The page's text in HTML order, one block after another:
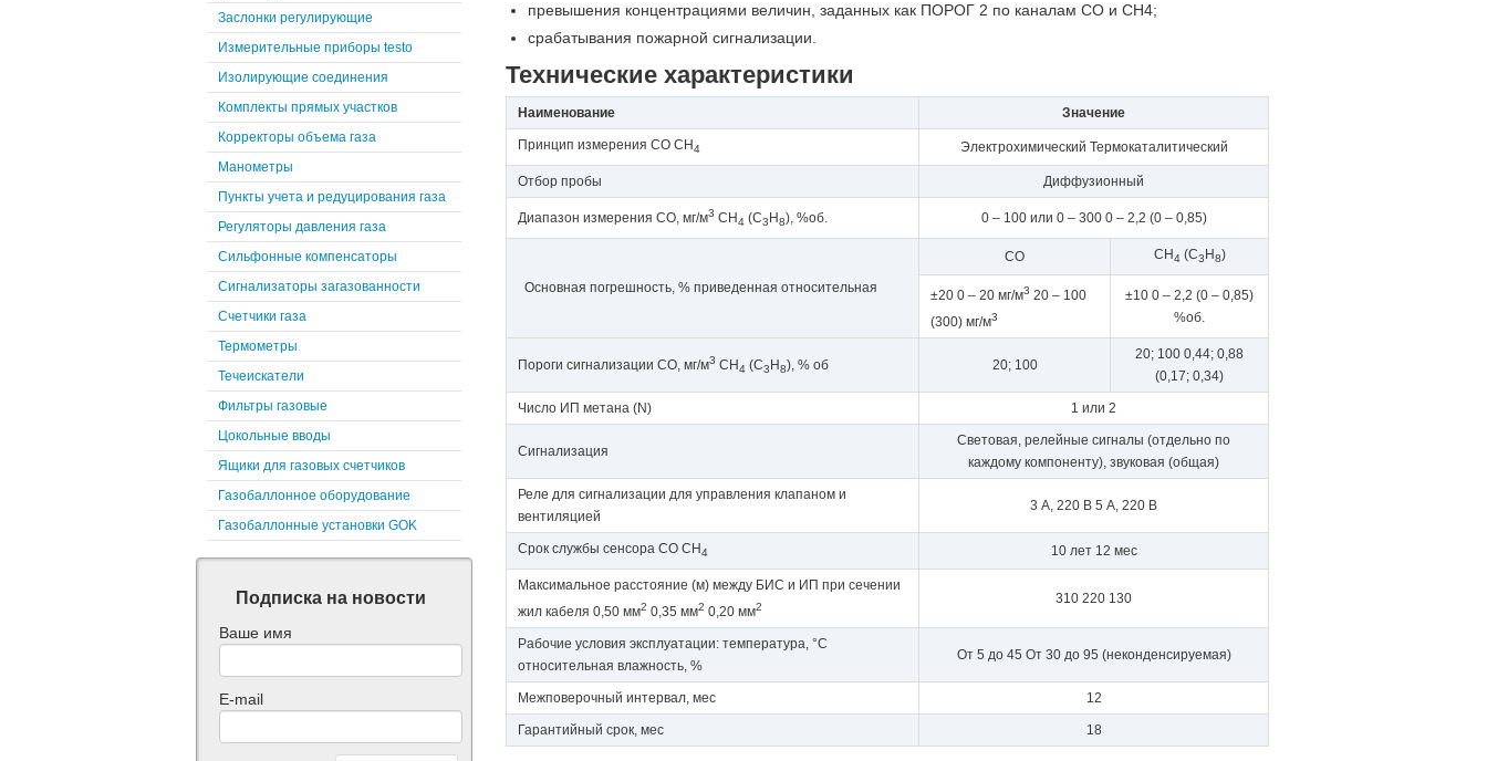
превышения концентрациями величин, заданных как ПОРОГ 2 по каналам СО и СН4;
срабатывания пожарной сигнализации.
Технические характеристики
Наименование Значение
Принцип измерения CО СН4 Электрохимический Термокаталитический
Отбор пробы Диффузионный
Диапазон измерения СО, мг/м3 СН4 (С3 Н8), %об. 0 – 100 или 0 – 300 0 – 2,2 (0 – 0,85)
Основная погрешность, % приведенная относительная
СО СН4 (С3 Н8)
±20 0 – 20 мг/м3 20 – 100
(300) мг/м3
±10 0 – 2,2 (0 – 0,85)
%об.
Пороги сигнализации СО, мг/м3 СН4 (С3 Н8), % об 20; 100
20; 100 0,44; 0,88
(0,17; 0,34)
Число ИП метана (N) 1 или 2
Сигнализация
Световая, релейные сигналы (отдельно по
каждому компоненту), звуковая (общая)
Реле для сигнализации для управления клапаном и
вентиляцией
3 А, 220 В 5 А, 220 В
Срок службы сенсора СО СН4 10 лет 12 мес
Максимальное расстояние (м) между БИС и ИП при сечении
жил кабеля 0,50 мм2 0,35 мм2 0,20 мм2
310 220 130
Рабочие условия эксплуатации: температура, °С
относительная влажность, %
От 5 до 45 От 30 до 95 (неконденсируемая)
Межповерочный интервал, мес 12
Гарантийный срок, мес 18
Заслонки регулирующие
Измерительные приборы testo
Изолирующие соединения
Комплекты прямых участков
Корректоры объема газа
Манометры
Пункты учета и редуцирования газа
Регуляторы давления газа
Сильфонные компенсаторы
Сигнализаторы загазованности
Счетчики газа
Термометры
Течеискатели
Фильтры газовые
Цокольные вводы
Ящики для газовых счетчиков
Газобаллонное оборудование
Газобаллонные установки GOK
Подписка на новости
Ваше имя
E-mail